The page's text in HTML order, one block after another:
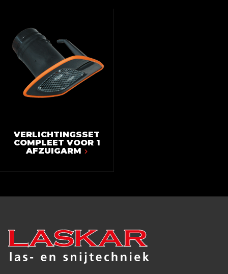
VERLICHTINGSSET
COMPLEET VOOR 1
AFZUIGARM